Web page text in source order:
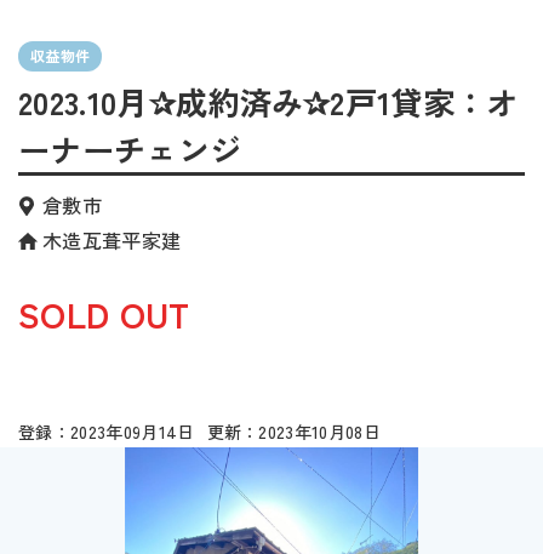
収益物件
2023.10月✰成約済み✰2戸1貸家：オ
ーナーチェンジ
倉敷市
木造瓦葺平家建
SOLD OUT
2023年09月14日 2023年10月08日